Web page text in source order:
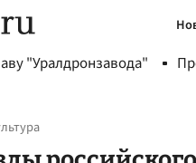
"Уралдронзавода"